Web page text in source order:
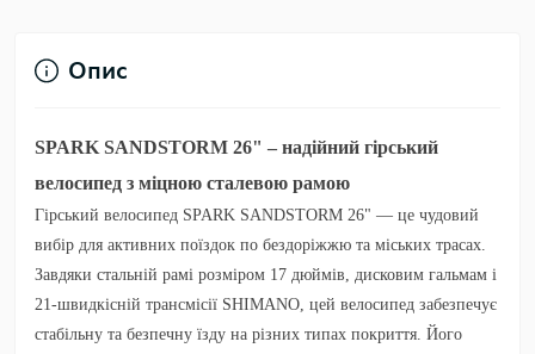
Опис
SPARK SANDSTORM 26" – надійний гірський
велосипед з міцною сталевою рамою
Гірський велосипед SPARK SANDSTORM 26" — це чудовий
вибір для активних поїздок по бездоріжжю та міських трасах.
Завдяки стальній рамі розміром 17 дюймів, дисковим гальмам і
21-швидкісній трансмісії SHIMANO, цей велосипед забезпечує
стабільну та безпечну їзду на різних типах покриття. Його